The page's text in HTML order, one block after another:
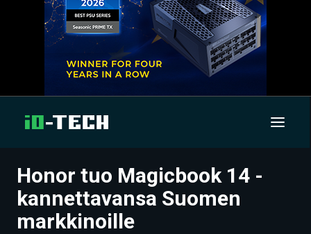
UUTISET
ARTIKKELIT
Honor tuo Magicbook 14 -
kannettavansa Suomen
markkinoille